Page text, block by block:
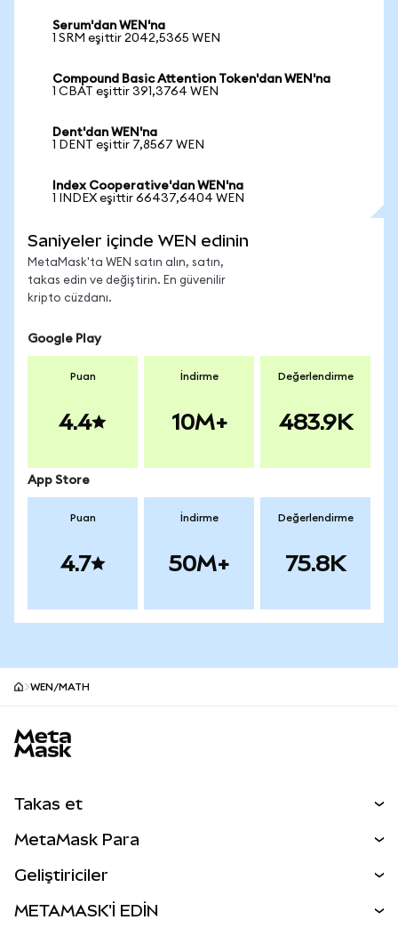
Serum'dan WEN'na
1 SRM eşittir 2042,5365 WEN
Compound Basic Attention Token'dan WEN'na
1 CBAT eşittir 391,3764 WEN
Dent'dan WEN'na
1 DENT eşittir 7,8567 WEN
Index Cooperative'dan WEN'na
1 INDEX eşittir 66437,6404 WEN
Saniyeler içinde WEN edinin
MetaMask'ta WEN satın alın, satın,
takas edin ve değiştirin. En güvenilir
kripto cüzdanı.
Google Play
Puan
4.4
İndirme
10M+
Değerlendirme
483.9K
App Store
Puan
4.7
İndirme
50M+
Değerlendirme
75.8K
WEN/MATH
Takas et
Perps
RWA'lar
MetaMask Para
Geliştiriciler
METAMASK'İ EDİN